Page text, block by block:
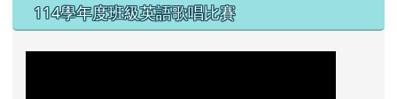
114學年度班級英語歌唱比賽